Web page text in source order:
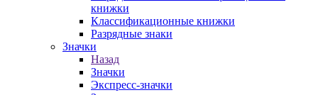
книжки
Классификационные книжки
Разрядные знаки
Значки
Назад
Значки
Экспресс-значки